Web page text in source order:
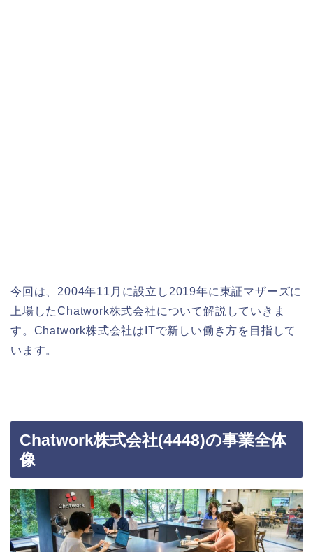
今回は、2004年11月に設立し2019年に東証マザーズに
上場したChatwork株式会社について解説していきま
す。Chatwork株式会社はITで新しい働き方を目指して
います。
Chatwork株式会社(4448)の事業全体
像